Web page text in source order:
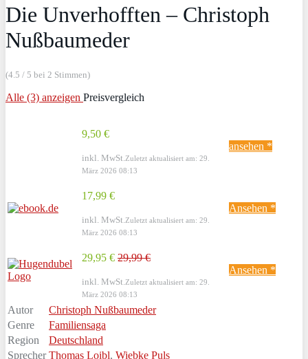
Die Unverhofften – Christoph
Nußbaumeder
(4.5 / 5 bei 2 Stimmen)
Alle (3) anzeigen Preisvergleich
9,50 €
inkl. MwSt. Zuletzt aktualisiert am: 29.
März 2026 08:13
ansehen *
17,99 €
inkl. MwSt. Zuletzt aktualisiert am: 29.
März 2026 08:13
Ansehen *
29,95 € 29,99 €
inkl. MwSt. Zuletzt aktualisiert am: 29.
März 2026 08:13
Ansehen *
Autor
Christoph Nußbaumeder
Genre
Familiensaga
Region
Deutschland
Sprecher Thomas Loibl, Wiebke Puls